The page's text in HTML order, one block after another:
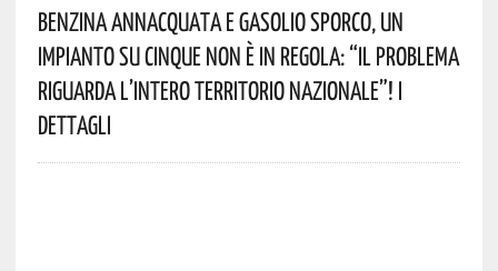
Benzina Annacquata E Gasolio Sporco, Un
Impianto Su Cinque Non È In Regola: “il Problema
Riguarda L’intero Territorio Nazionale”! I
Dettagli